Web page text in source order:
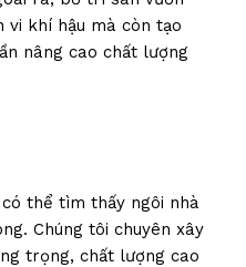
vi khí hậu mà còn tạo
nâng cao chất lượng
thể tìm thấy ngôi nhà
Chúng tôi chuyên xây
trọng, chất lượng cao